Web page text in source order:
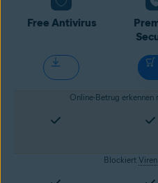
Free Antivirus
Online-Betrug
Blockiert Viren